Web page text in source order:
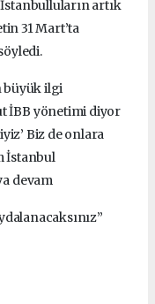
artık
31 Mart’ta
büyük ilgi
İBB yönetimi diyor
Biz de onlara
İstanbul
devam